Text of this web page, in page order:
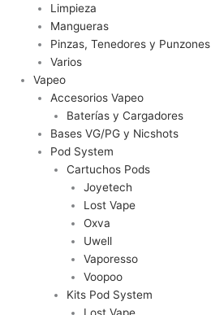
Limpieza
Mangueras
Pinzas, Tenedores y Punzones
Varios
Vapeo
Accesorios Vapeo
Baterías y Cargadores
Bases VG/PG y Nicshots
Pod System
Cartuchos Pods
Joyetech
Lost Vape
Oxva
Uwell
Vaporesso
Voopoo
Kits Pod System